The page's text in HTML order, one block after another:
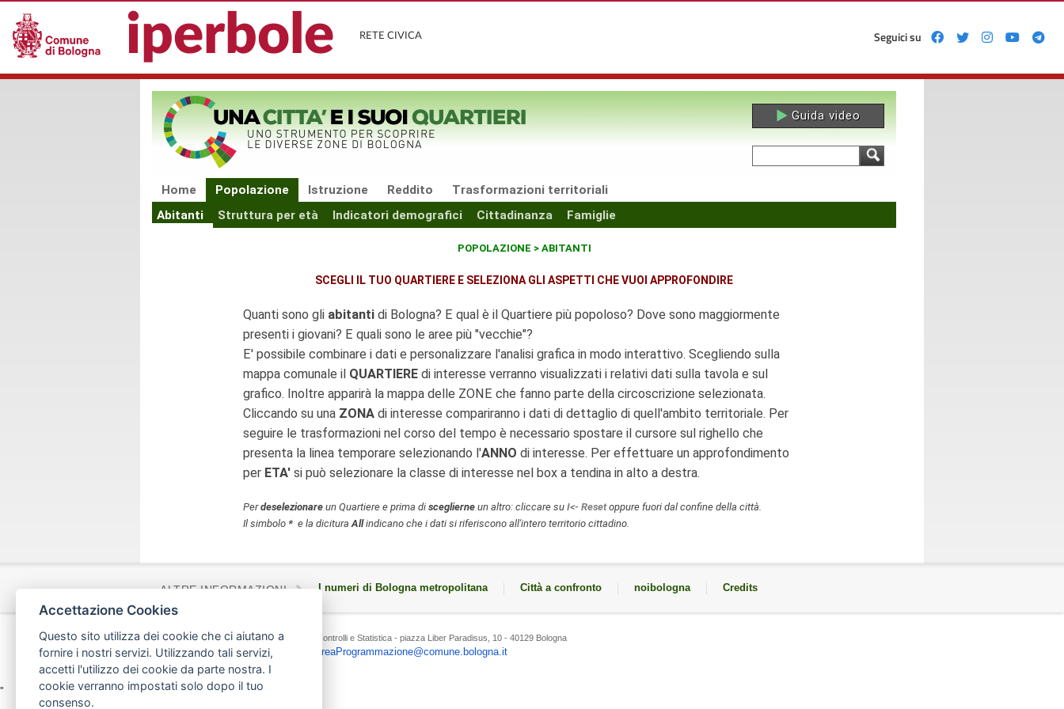
Salta al contenuto principaleiperbole RETE CIVICA Seguici su
Guida video
Form di ricercaCerca
Home Popolazione Istruzione Reddito
Trasformazioni territoriali
Abitanti
Struttura per età Indicatori demografici Cittadinanza Famiglie
POPOLAZIONE > ABITANTI
SCEGLI IL TUO QUARTIERE E SELEZIONA GLI ASPETTI CHE VUOI APPROFONDIRE
Quanti sono gli abitanti di Bologna? E qual è il Quartiere più popoloso? Dove sono maggiormente
presenti i giovani? E quali sono le aree più "vecchie"?
E' possibile combinare i dati e personalizzare l'analisi grafica in modo interattivo. Scegliendo sulla
mappa comunale il QUARTIERE di interesse verranno visualizzati i relativi dati sulla tavola e sul
grafico. Inoltre apparirà la mappa delle ZONE che fanno parte della circoscrizione selezionata.
Cliccando su una ZONA di interesse compariranno i dati di dettaglio di quell'ambito territoriale. Per
seguire le trasformazioni nel corso del tempo è necessario spostare il cursore sul righello che
presenta la linea temporare selezionando l'ANNO di interesse. Per effettuare un approfondimento
per ETA' si può selezionare la classe di interesse nel box a tendina in alto a destra.
Perdeselezionare un Quartiere e prima di sceglierne un altro: cliccare su I<- Reset oppure fuori dal confine della città.
Il simbolo * e la dicitura Allindicano che i dati si riferiscono all'intero territorio cittadino.
ALTRE INFORMAZIONI I numeri di Bologna metropolitana Città a confronto noibologna Credits
Copyright 2015 - Area Programmazione, Controlli e Statistica - piazza Liber Paradisus, 10 - 40129 Bologna
TEL. 051/2193456 - FAX 051/2195700 -
AreaProgrammazione@comune.bologna.it
"
Accettazione Cookies
Questo sito utilizza dei cookie che ci aiutano a
fornire i nostri servizi. Utilizzando tali servizi,
accetti l'utilizzo dei cookie da parte nostra. I
cookie verranno impostati solo dopo il tuo
consenso.